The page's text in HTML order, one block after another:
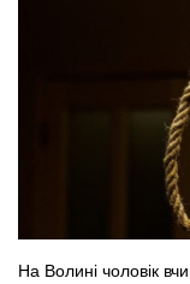
На Волині чоловік